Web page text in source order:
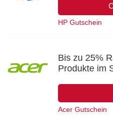
HP Gutschein
Bis zu 25%
Produkte im
Acer Gutschein